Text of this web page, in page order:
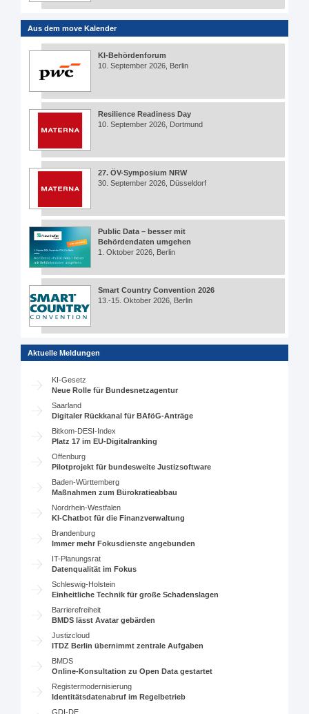
Aus dem move Kalender
KI-Behördenforum
10. September 2026, Berlin
Resilience Readiness Day
10. September 2026, Dortmund
27. ÖV-Symposium NRW
30. September 2026, Düsseldorf
Public Data – besser mit
Behördendaten umgehen
1. Oktober 2026, Berlin
Smart Country Convention 2026
13.-15. Oktober 2026, Berlin
Aktuelle Meldungen
KI-Gesetz
Neue Rolle für Bundesnetzagentur
Saarland
Digitaler Rückkanal für BAföG-Anträge
Bitkom-DESI-Index
Platz 17 im EU-Digitalranking
Offenburg
Pilotprojekt für bundesweite Justizsoftware
Baden-Württemberg
Maßnahmen zum Bürokratieabbau
Nordrhein-Westfalen
KI-Chatbot für die Finanzverwaltung
Brandenburg
Immer mehr Fokusdienste angebunden
IT-Planungsrat
Datenqualität im Fokus
Schleswig-Holstein
Einheitliche Technik für große Schadenslagen
Barrierefreiheit
BMDS lässt Avatar gebärden
Justizcloud
ITDZ Berlin übernimmt zentrale Aufgaben
BMDS
Online-Konsultation zu Open Data gestartet
Registermodernisierung
Identitätsdatenabruf im Regelbetrieb
GDI-DE